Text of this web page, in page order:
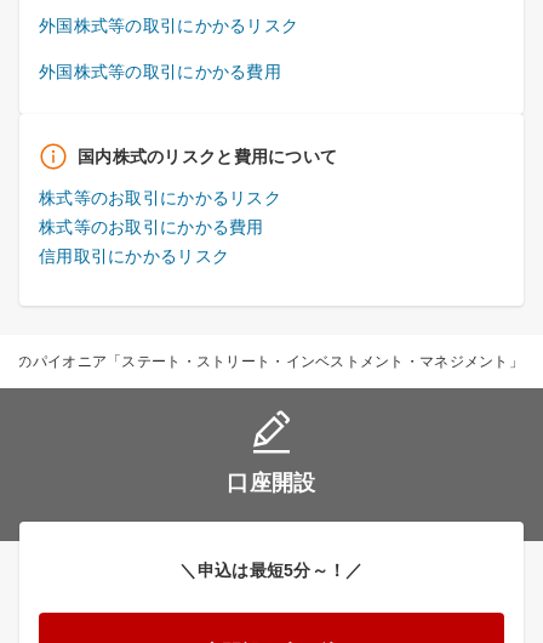
外国株式等の取引にかかるリスク
外国株式等の取引にかかる費用
国内株式のリスクと費用について
株式等のお取引にかかるリスク
株式等のお取引にかかる費用
信用取引にかかるリスク
のパイオニア「ステート・ストリート・インベストメント・マネジメント」
口座開設
＼申込は最短5分～！／